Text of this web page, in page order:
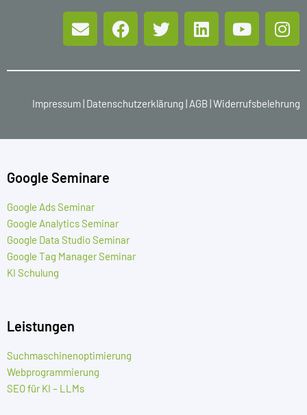
Impressum Datenschutzerklärung AGB Widerrufsbelehrung
Google Seminare
Google Ads Seminar
Google Analytics Seminar
Google Data Studio Seminar
Google Tag Manager Seminar
KI Schulung
Leistungen
Suchmaschinenoptimierung
Webprogrammierung
SEO für KI – LLMs